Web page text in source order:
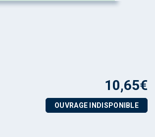
10,65€
OUVRAGE INDISPONIBLE